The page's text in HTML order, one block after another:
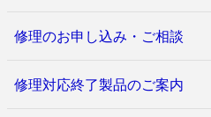
修理のお申し込み・ご相談
修理対応終了製品のご案内